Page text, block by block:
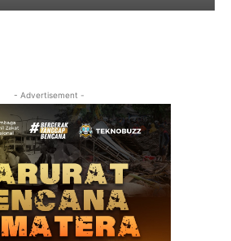
- Advertisement -